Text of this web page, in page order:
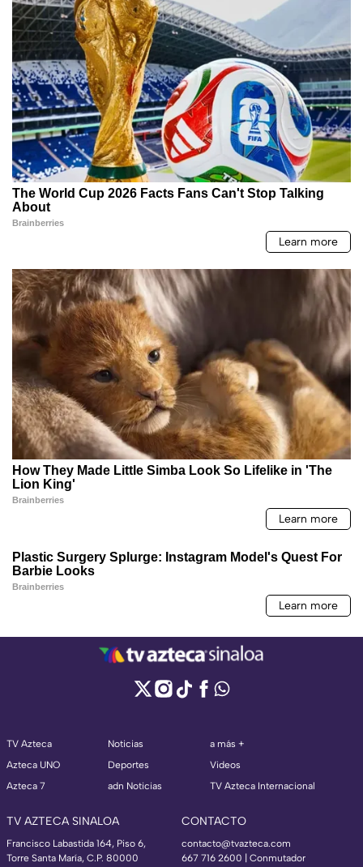
TV Azteca
Azteca UNO
Azteca 7
Noticias
Deportes
adn Noticias
a más +
Videos
TV Azteca Internacional
TV AZTECA SINALOA
Francisco Labastida 164, Piso 6,
Torre Santa María, C.P. 80000
CONTACTO
contacto@tvazteca.com
667 716 2600 | Conmutador